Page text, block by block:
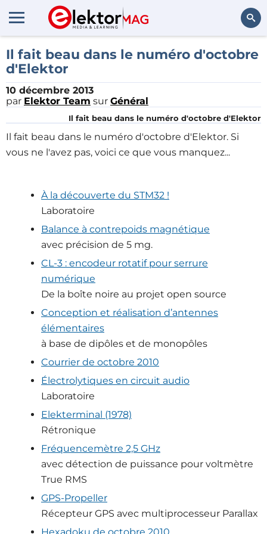
Rechercher
Il fait beau dans le numéro d'octobre
d'Elektor
10 décembre 2013
par Elektor Team sur Général
Il fait beau dans le numéro d'octobre d'Elektor
Il fait beau dans le numéro d'octobre d'Elektor. Si
vous ne l'avez pas, voici ce que vous manquez...
À la découverte du STM32 !
Laboratoire
Balance à contrepoids magnétique
avec précision de 5 mg.
CL-3 : encodeur rotatif pour serrure
numérique
De la boîte noire au projet open source
Conception et réalisation d’antennes
élémentaires
à base de dipôles et de monopôles
Courrier de octobre 2010
Électrolytiques en circuit audio
Laboratoire
Elekterminal (1978)
Rétronique
Fréquencemètre 2,5 GHz
avec détection de puissance pour voltmètre
True RMS
GPS-Propeller
Récepteur GPS avec multiprocesseur Parallax